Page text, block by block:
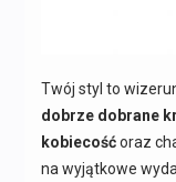
Twój styl to
dobrze dobrane
kobiecośćoraz
na wyjątkowe